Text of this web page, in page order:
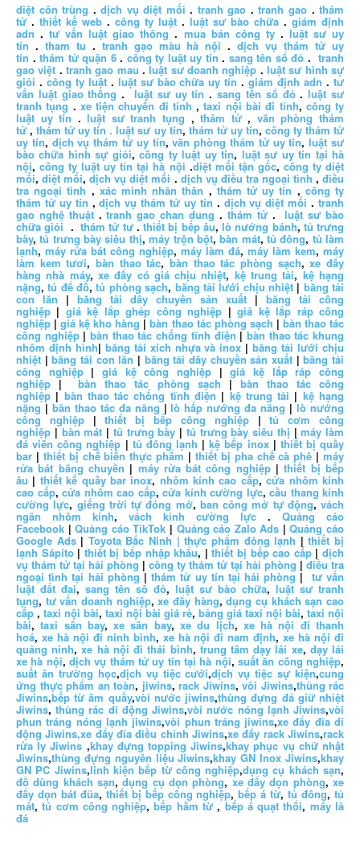
diệt côn trùng .dịch vụ diệt mối . tranh gao .tranh gao .thám
tử. thiết kế web . công ty luật . luật sư bào chữa .giám định
adn .tư vấn luật giao thông. mua bán công ty. luật sư uy
tín . tham tu .tranh gạo màu hà nội .dịch vụ thám tử uy
tín .thám tử quận 6. công ty luật uy tín . sang tên sổ đỏ .tranh
gao việt .tranh gao mau .luật sư doanh nghiệp .luật sư hình sự
giỏi . công ty luật. luật sư bào chữa uy tín .giám định adn .tư
vấn luật giao thông .luật sư uy tín .sang tên sổ đỏ.luật sư
tranh tụng . xe tiện chuyến đi tỉnh ,taxi nội bài đi tỉnh, công ty
luật uy tín .luật sư tranh tụng ,thám tử, văn phòng thám
tử,thám tử uy tín . luật sư uy tín, thám tử uy tín, công ty thám tử
uy tín, dịch vụ thám tử uy tín,văn phòng thám tử uy tín,luật sư
bào chữa hình sự giỏi,công ty luật uy tín, luật sư uy tín tại hà
nội,công ty luật uy tín tại hà nội .diệt mối tận gốc, công ty diệt
mối,diệt mối,dịch vụ diệt mối .dịch vụ điều tra ngoại tình ,điều
tra ngoại tình ,xác minh nhân thân ,thám tử uy tín , công ty
thám tử uy tín ,dịch vụ thám tử uy tín . dịch vụ diệt mối .tranh
gao nghệ thuật.tranh gao chan dung . thám tử.luật sư bào
chữa giỏi .thám tử tư.thiết bị bếp âu,lò nướng bánh, tủ trưng
bày,tủ trưng bày siêu thị,máy trộn bột,bàn mát,tủ đông, tủ làm
lạnh, máy rửa bát công nghiệp, máy làm đá, máy làm kem, máy
làm kem tươi,bàn thao tác,bàn thao tác phòng sạch,xe đẩy
hàng nhà máy, xe đẩy có giá chịu nhiệt, kệ trung tải, kệ hạng
nặng,tủ để đồ,tủ phòng sạch, băng tải lưới chịu nhiệt| băng tải
con lăn | băng tải dây chuyền sản xuất | băng tải công
nghiệp | giá kệ lắp ghép công nghiệp |giá kệ lắp ráp công
nghiệp |giá kệ kho hàng |bàn thao tác phòng sạch | bàn thao tác
công nghiệp|bàn thao tác chống tĩnh điện |bàn thao tác khung
nhôm định hình| băng tải xích nhựa và inox|băng tải lưới chịu
nhiệt |băng tải con lăn | băng tải dây chuyền sản xuất |băng tải
công nghiệp|giá kệ công nghiệp |giá kệ lắp ráp công
nghiệp |bàn thao tác phòng sạch| bàn thao tác công
nghiệp | bàn thao tác chống tĩnh điện | kệ trung tải | kệ hạng
nặng| bàn thao tác đa năng|lò hấp nướng đa năng |lò nướng
công nghiệp|thiết bị bếp công nghiệp|tủ cơm công
nghiệp |bàn mát | tủ trưng bày | tủ trưng bày siêu thị |máy làm
đá viên công nghiệp | tủ đông lạnh |kệ bếp inox| thiết bị quầy
bar | thiết bị chế biến thực phẩm | thiết bị pha chế cà phê| máy
rửa bát băng chuyền | máy rửa bát công nghiệp|thiết bị bếp
âu | thiết kế quầy bar inox, nhôm kính cao cấp,cửa nhôm kính
cao cấp, cửa nhôm cao cấp, cửa kính cường lực, cầu thang kính
cường lực, giếng trời tự đóng mở, ban công mở tự động, vách
ngăn nhôm kính, vách kính cường lực .Quảng cáo
Facebook |Quảng cáo TikTok | Quảng cáo Zalo Ads |Quảng cáo
Google Ads| Toyota Bắc Ninh | thực phẩm đông lạnh |thiết bị
lạnh Sápito |thiết bị bếp nhập khẩu, |thiết bị bếp cao cấp|dịch
vụ thám tử tại hải phòng | công ty thám tử tại hải phòng |điều tra
ngoại tình tại hải phòng |thám tử uy tín tại hải phòng | tư vấn
luật đất đai, sang tên sổ đỏ, luật sư bào chữa, luật sư tranh
tụng, tư vấn doanh nghiệp,xe đẩy hàng,dụng cụ khách sạn cao
cấp, taxi nội bài, taxi nội bài giá rẻ, bảng giá taxi nội bài, taxi nội
bài,taxi sân bay,xe sân bay,xe du lịch, xe hà nội đi thanh
hoá, xe hà nội đi ninh bình, xe hà nội đi nam định,xe hà nội đi
quảng ninh,xe hà nội đi thái bình, trung tâm dạy lái xe, dạy lái
xe hà nội,dịch vụ thám tử uy tín tại hà nội,suất ăn công nghiệp,
suất ăn trường học,dịch vụ tiệc cưới,dịch vụ tiệc sự kiện,cung
ứng thực phẩm an toàn, jiwins, rack Jiwins, vòi Jiwins,thùng rác
Jiwins,bếp từ âm quầy,vòi nước jiwins,thùng đựng đá giữ nhiệt
Jiwins,thùng rác di động Jiwins,vòi nước nóng lạnh Jiwins,vòi
phun tráng nóng lạnh jiwins,vòi phun tráng jiwins,xe đẩy đĩa di
động Jiwins,xe đẩy đĩa điều chỉnh Jiwins,xe đẩy rack Jiwins,rack
rửa ly Jiwins ,khay đựng topping Jiwins,khay phục vụ chữ nhật
Jiwins,thùng đựng nguyên liệu Jiwins,khay GN Inox Jiwins,khay
GN PC Jiwins,linh kiện bếp từ công nghiệp,dụng cụ khách sạn,
đồ dùng khách sạn,dụng cụ dọn phòng,xe đẩy dọn phòng,xe
đẩy dọn bát đũa,thiết bị bếp công nghiệp,bếp á từ,tủ đông,tủ
mát,tủ cơm công nghiệp,bếp hầm từ ,bếp á quạt thổi, máy là
đá